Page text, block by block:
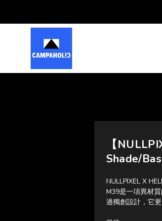
【
Shade/
NULLPIXEL X
M39是一項異材
過獨創設計，它